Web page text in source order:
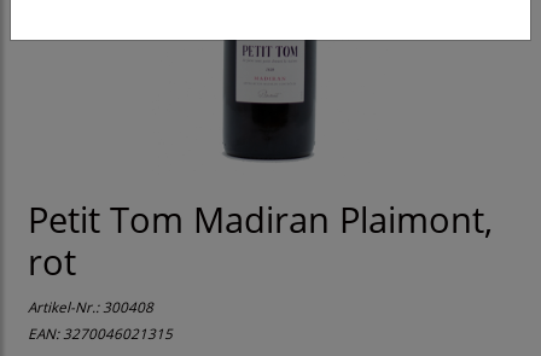
Petit Tom Madiran Plaimont,
rot
Artikel-Nr.:300408
EAN: 3270046021315